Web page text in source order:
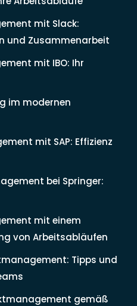
mit Slack:
und Zusammenarbeit
mit IBO: Ihr
im modernen
mit SAP: Effizienz
bei Springer:
mit einem
von Arbeitsabläufen
Tipps und
gemäß